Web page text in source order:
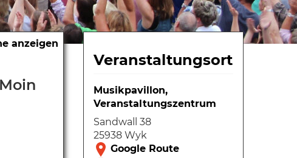
anzeigen
Veranstaltungsort
Musikpavillon,
Veranstaltungszentrum
Sandwall 38
25938 Wyk